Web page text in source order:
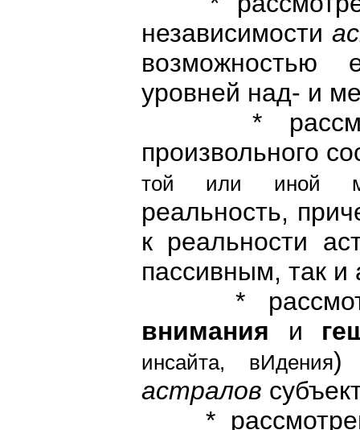
независимости
возможностью
уровней над- и
*
произвольного
той или иной
реальность,
к реальности
пассивным, так и
*
внимания и
инсайта, вИдения)
астралов
*